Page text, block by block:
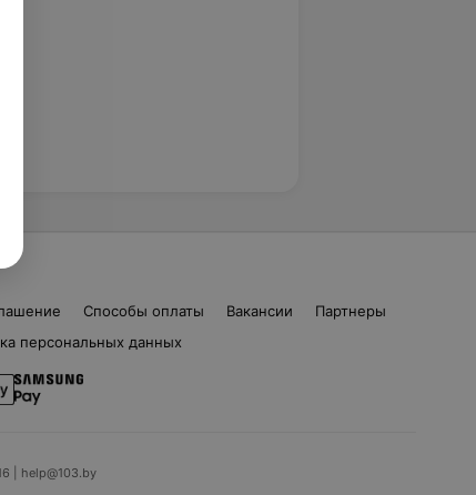
Способы оплаты Вакансии
Партнеры
персональных данных
| help@103.by